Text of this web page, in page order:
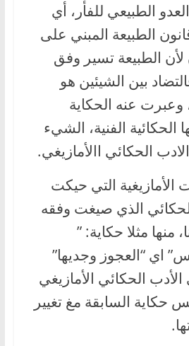
الطبيعي للفأر، أي
الطبيعة المبني على
لأن الطبيعة تسير وفق
بين الشيئين هو
وعبرت عنه الحكاية
الحكائية الفنية، الشيء
الحكائي االأمازيغي.
الأمازيغية التي حيكت
الذي صيغت وفقه
منها مثلا حكاية: ”
اي “العجوز وجديها”
الحكائي الأمازيغي
حكاية السابقة مغ تغيير